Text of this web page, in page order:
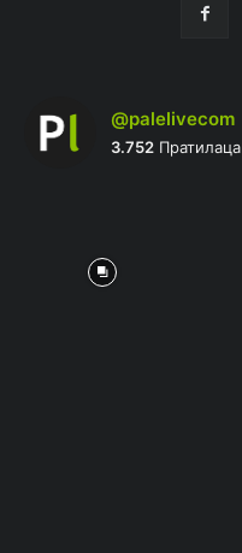
@palelivecom
3.752 Пратилаца